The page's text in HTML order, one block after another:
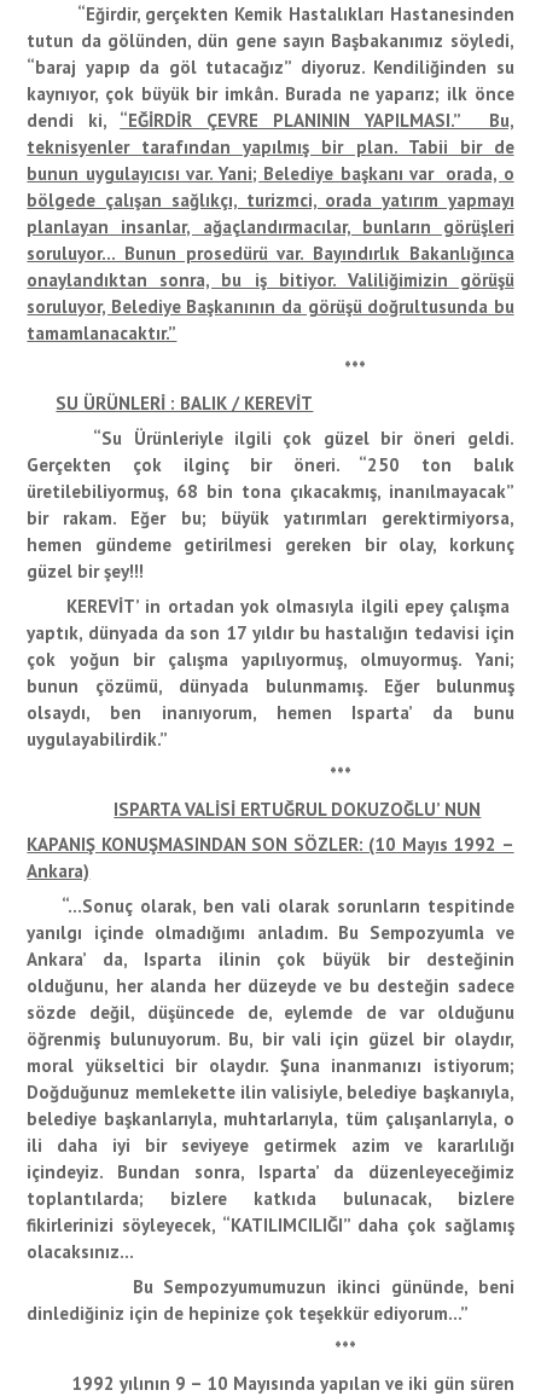
“Eğirdir, gerçekten Kemik Hastalıkları Hastanesinden
tutun da gölünden, dün gene sayın Başbakanımız söyledi,
“baraj yapıp da göl tutacağız” diyoruz. Kendiliğinden su
kaynıyor, çok büyük bir imkân. Burada ne yaparız; ilk önce
dendi ki, “EĞİRDİR ÇEVRE PLANININ YAPILMASI.” Bu,
teknisyenler tarafından yapılmış bir plan. Tabii bir de
bunun uygulayıcısı var. Yani; Belediye başkanı var orada, o
bölgede çalışan sağlıkçı, turizmci, orada yatırım yapmayı
planlayan insanlar, ağaçlandırmacılar, bunların görüşleri
soruluyor… Bunun prosedürü var. Bayındırlık Bakanlığınca
onaylandıktan sonra, bu iş bitiyor. Valiliğimizin görüşü
soruluyor, Belediye Başkanının da görüşü doğrultusunda bu
tamamlanacaktır.”
***
SU ÜRÜNLERİ : BALIK / KEREVİT
“Su Ürünleriyle ilgili çok güzel bir öneri geldi.
Gerçekten çok ilginç bir öneri. “250 ton balık
üretilebiliyormuş, 68 bin tona çıkacakmış, inanılmayacak”
bir rakam. Eğer bu; büyük yatırımları gerektirmiyorsa,
hemen gündeme getirilmesi gereken bir olay, korkunç
güzel bir şey!!!
KEREVİT’ in ortadan yok olmasıyla ilgili epey çalışma
yaptık, dünyada da son 17 yıldır bu hastalığın tedavisi için
çok yoğun bir çalışma yapılıyormuş, olmuyormuş. Yani;
bunun çözümü, dünyada bulunmamış. Eğer bulunmuş
olsaydı, ben inanıyorum, hemen Isparta’ da bunu
uygulayabilirdik.”
***
ISPARTA VALİSİ ERTUĞRUL DOKUZOĞLU’ NUN
KAPANIŞ KONUŞMASINDAN SON SÖZLER: (10 Mayıs 1992 –
Ankara)
“…Sonuç olarak, ben vali olarak sorunların tespitinde
yanılgı içinde olmadığımı anladım. Bu Sempozyumla ve
Ankara’ da, Isparta ilinin çok büyük bir desteğinin
olduğunu, her alanda her düzeyde ve bu desteğin sadece
sözde değil, düşüncede de, eylemde de var olduğunu
öğrenmiş bulunuyorum. Bu, bir vali için güzel bir olaydır,
moral yükseltici bir olaydır. Şuna inanmanızı istiyorum;
Doğduğunuz memlekette ilin valisiyle, belediye başkanıyla,
belediye başkanlarıyla, muhtarlarıyla, tüm çalışanlarıyla, o
ili daha iyi bir seviyeye getirmek azim ve kararlılığı
içindeyiz. Bundan sonra, Isparta’ da düzenleyeceğimiz
toplantılarda; bizlere katkıda bulunacak, bizlere
fikirlerinizi söyleyecek, “KATILIMCILIĞI” daha çok sağlamış
olacaksınız…
Bu Sempozyumumuzun ikinci gününde, beni
dinlediğiniz için de hepinize çok teşekkür ediyorum…”
***
1992 yılının 9 – 10 Mayısında yapılan ve iki gün süren